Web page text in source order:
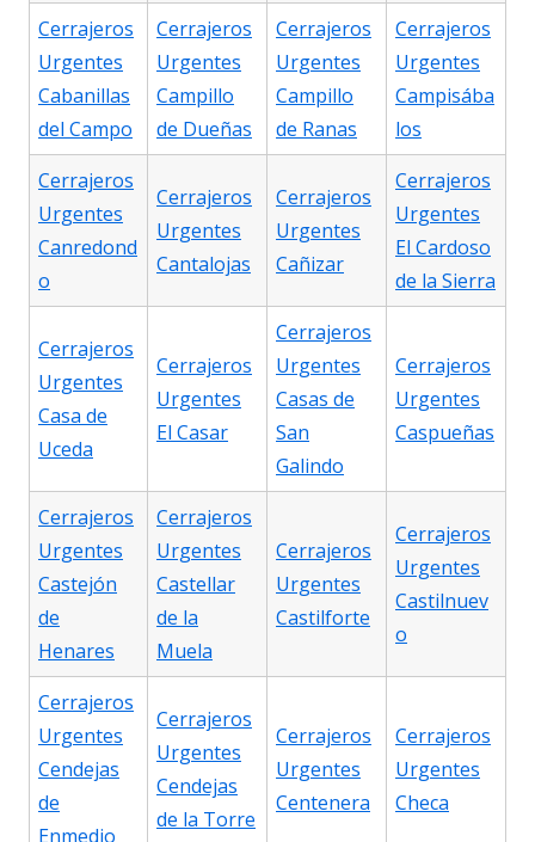
Cerrajeros
Urgentes
Cabanillas
del Campo
Cerrajeros
Urgentes
Campillo
de Dueñas
Cerrajeros
Urgentes
Campillo
de Ranas
Cerrajeros
Urgentes
Campisába
los
Cerrajeros
Urgentes
Canredond
o
Cerrajeros
Urgentes
Cantalojas
Cerrajeros
Urgentes
Cañizar
Cerrajeros
Urgentes
El Cardoso
de la Sierra
Cerrajeros
Urgentes
Casa de
Uceda
Cerrajeros
Urgentes
El Casar
Cerrajeros
Urgentes
Casas de
San
Galindo
Cerrajeros
Urgentes
Caspueñas
Cerrajeros
Urgentes
Castejón
de
Henares
Cerrajeros
Urgentes
Castellar
de la
Muela
Cerrajeros
Urgentes
Castilforte
Cerrajeros
Urgentes
Castilnuev
o
Cerrajeros
Urgentes
Cendejas
de
Enmedio
Cerrajeros
Urgentes
Cendejas
de la Torre
Cerrajeros
Urgentes
Centenera
Cerrajeros
Urgentes
Checa